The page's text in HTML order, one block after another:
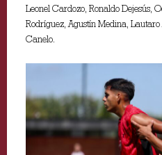
Leonel Cardozo, Ronaldo Dejesús,
Rodríguez, Agustín Medina,
Canelo.